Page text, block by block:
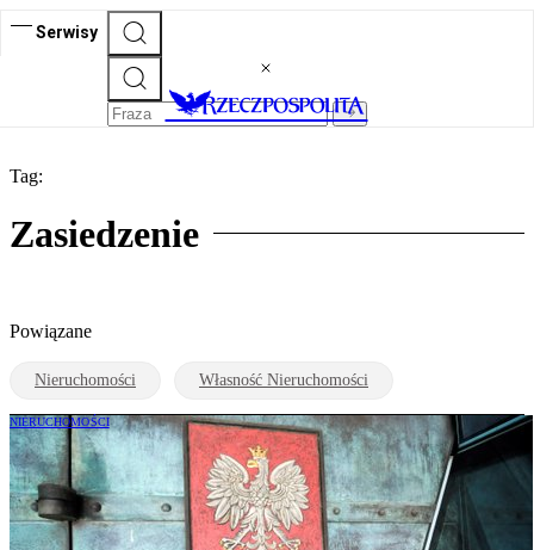
Serwisy
Tag:
Zasiedzenie
Powiązane
Nieruchomości Własność Nieruchomości
NIERUCHOMOŚCI
Niełatwo zasiedzieć lokal w domu
rodziny. Samo pomieszkiwanie nie
wystarczy